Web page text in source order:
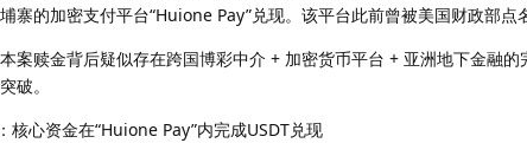
寨的加密支付平台“Huione Pay”兑现。该平台此前曾被美国财政部点
案赎金背后疑似存在跨国博彩中介 + 加密货币平台 + 亚洲地下金融
破。
核心资金在“Huione Pay”内完成USDT兑现